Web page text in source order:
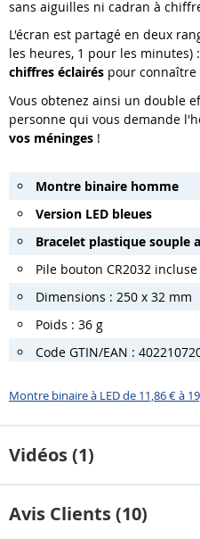
sans aiguilles ni cadran à
L'écran est partagé en deux
les heures, 1 pour les minutes)
chiffres éclairés pour connaître
Vous obtenez ainsi un double
personne qui vous demande
vos méninges !
Montre binaire homme
Version LED bleues
Bracelet plastique souple
Pile bouton CR2032 incluse
Dimensions : 250 x 32 mm
Poids : 36 g
Code GTIN/EAN :
Montre binaire à LED de 11,86 € à
Vidéos (1)
Avis Clients (10)